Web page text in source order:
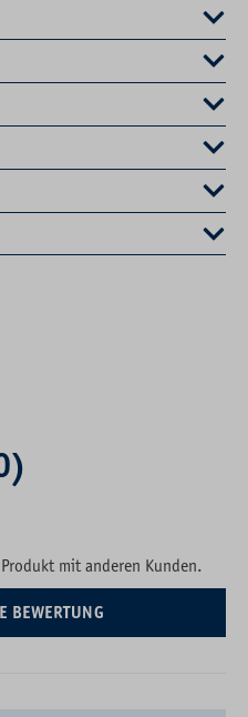
5 Sternen
mit anderen Kunden.
BEWERTUNG